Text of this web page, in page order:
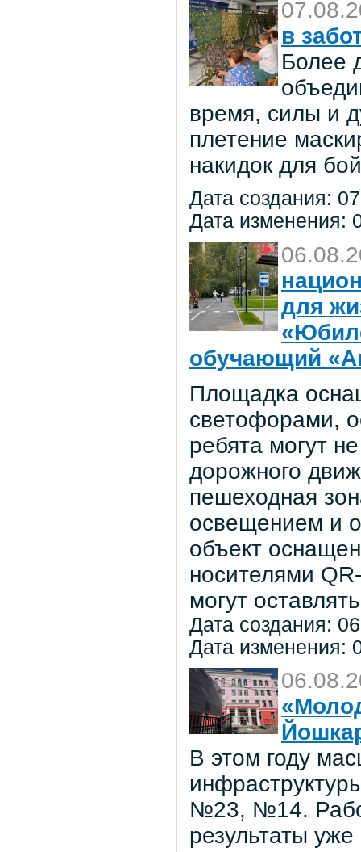
в
Более
время, силы и
плетение
накидок для
Дата создания:
Дата изменения:
для
обучающий
Площадка
светофорами,
ребята могут
дорожного
пешеходная
освещением и
объект
носителями
могут
Дата создания:
Дата изменения:
В этом году
№23, №14.
результаты